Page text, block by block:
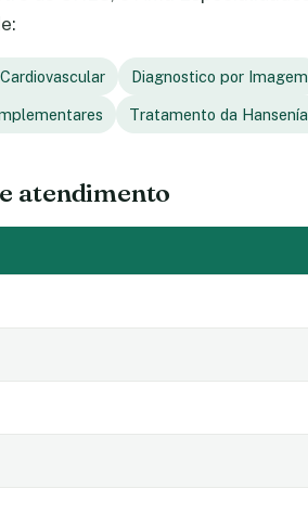
Diagnostico por Imagem
Tratamento da
atendimento